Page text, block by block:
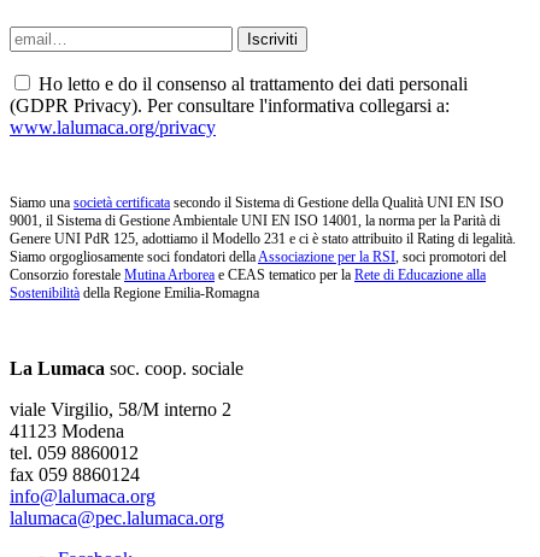
Ho letto e do il consenso al trattamento dei dati personali
(GDPR Privacy). Per consultare l'informativa collegarsi a:
www.lalumaca.org/privacy
Siamo una società certificata secondo il Sistema di Gestione della Qualità UNI EN ISO
9001, il Sistema di Gestione Ambientale UNI EN ISO 14001, la norma per la Parità di
Genere UNI PdR 125, adottiamo il Modello 231 e ci è stato attribuito il Rating di legalità.
Siamo orgogliosamente soci fondatori dellaAssociazione per la RSI, soci promotori del
Consorzio forestale Mutina Arborea e CEAS tematico per la Rete di Educazione alla
Sostenibilità della Regione Emilia-Romagna
La Lumaca soc. coop. sociale
viale Virgilio, 58/M interno 2
41123 Modena
tel. 059 8860012
fax 059 8860124
info@lalumaca.org
lalumaca@pec.lalumaca.org